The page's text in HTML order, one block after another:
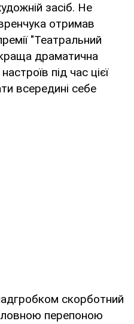
засіб. Не
отримав
"Театральний
драматична
під час цієї
всередині себе
скорботний
перепоною